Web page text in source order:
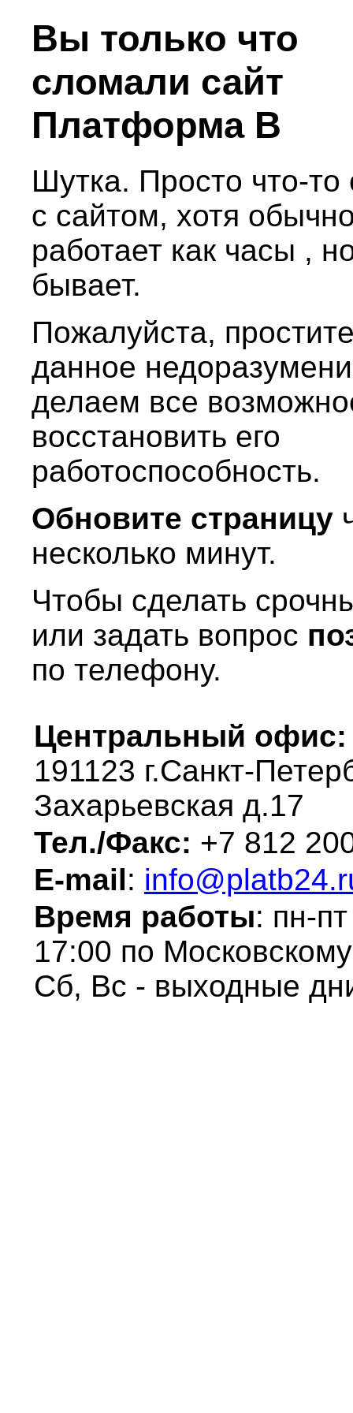
Вы только что
сломали сайт
Платформа В
Шутка. Просто что-то
с сайтом, хотя
работает как часы ,
бывает.
Пожалуйста,
данное
делаем все
восстановить его
работоспособность.
Обновите страницу
несколько минут.
Чтобы сделать
или задать вопрос
по телефону.
Центральный
191123 г.Санкт-
Захарьевская д.17
Тел./Факс: +7 812
E-mail:
Время работы: пн-
17:00 по
Сб, Вс - выходные